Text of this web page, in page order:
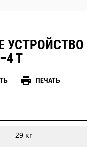
Т
print ПЕЧАТЬ
29 кг